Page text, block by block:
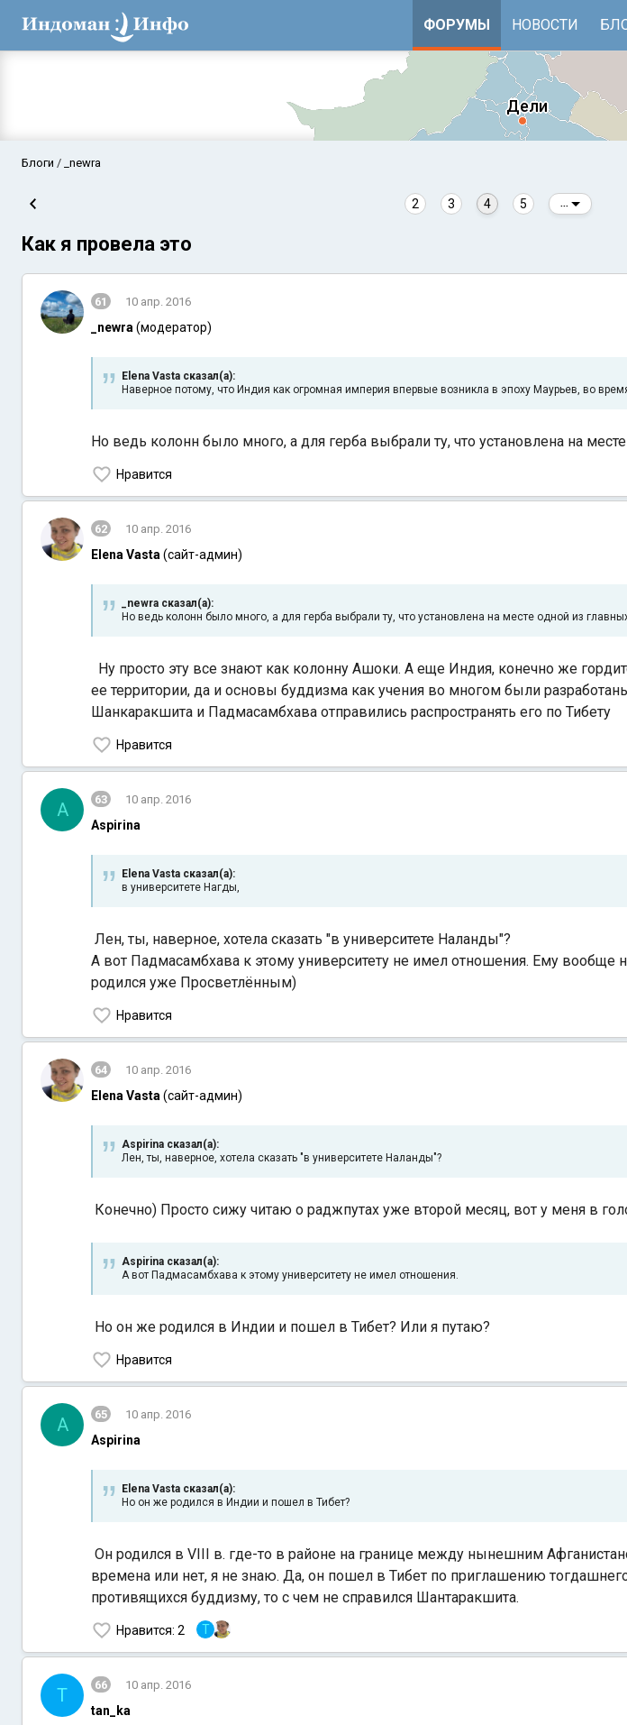
ФОРУМЫ НОВОСТИ
Блоги _newra
2 3 4 5
Как я провела это
61 10 апр. 2016
_newra (модератор)
Elena Vasta сказал(а):
Наверное потому, что Индия как огромная империя впервые возникла в эпоху Маурьев, во
Но ведь колонн было много, а для герба выбрали ту, что установлена на
Нравится
62 10 апр. 2016
Elena Vasta (сайт-админ)
_newra сказал(а):
Но ведь колонн было много, а для герба выбрали ту, что установлена на месте одной из
Ну просто эту все знают как колонну Ашоки. А еще Индия, конечно же
ее территории, да и основы буддизма как учения во многом были
Шанкаракшита и Падмасамбхава отправились распространять его по Тибету
Нравится
A 63 10 апр. 2016
Aspirina
Elena Vasta сказал(а):
в университете Нагды,
Лен, ты, наверное, хотела сказать "в университете Наланды"?
А вот Падмасамбхава к этому университету не имел отношения. Ему вообще
родился уже Просветлённым)
Нравится
64 10 апр. 2016
Elena Vasta (сайт-админ)
Aspirina сказал(а):
Лен, ты, наверное, хотела сказать "в университете Наланды"?
Конечно) Просто сижу читаю о раджпутах уже второй месяц, вот у меня в
Aspirina сказал(а):
А вот Падмасамбхава к этому университету не имел отношения.
Но он же родился в Индии и пошел в Тибет? Или я путаю?
Нравится
A 65 10 апр. 2016
Aspirina
Elena Vasta сказал(а):
Но он же родился в Индии и пошел в Тибет?
Он родился в VIII в. где-то в районе на границе между нынешним
времена или нет, я не знаю. Да, он пошел в Тибет по приглашению
противящихся буддизму, то с чем не справился Шантаракшита.
Нравится: 2 T
T 66 10 апр. 2016
tan_ka